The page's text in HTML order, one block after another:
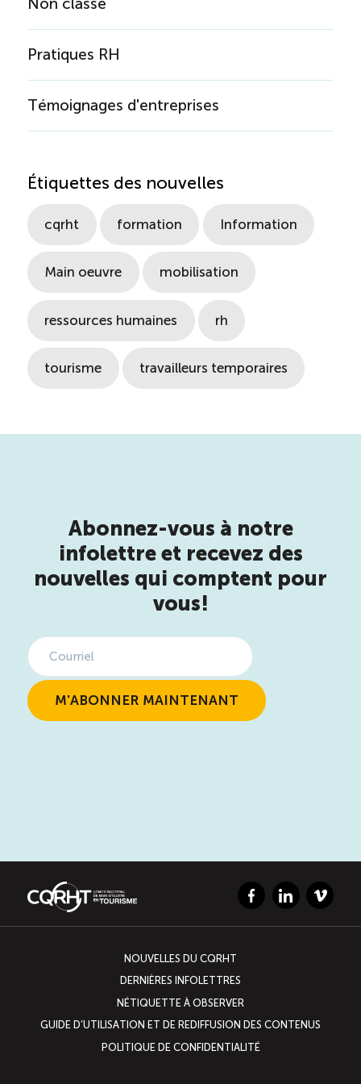
NOUVELLES
Non classé
Pratiques RH
Témoignages d'entreprises
Étiquettes des nouvelles
cqrht formation Information
Main oeuvre mobilisation
ressources humaines rh
tourisme travailleurs temporaires
Abonnez-vous à notre
infolettre et recevez des
nouvelles qui comptent pour
vous!
FacebookLinkedInVimeo
NOUVELLES DU CQRHT
DERNIÈRES INFOLETTRES
NÉTIQUETTE À OBSERVER
GUIDE D’UTILISATION ET DE REDIFFUSION DES CONTENUS
POLITIQUE DE CONFIDENTIALITÉ